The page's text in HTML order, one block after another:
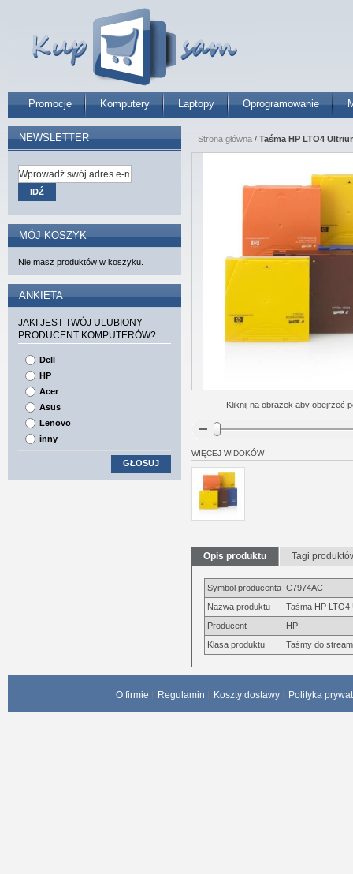
Promocje Komputery Laptopy Oprogramowanie
Strona główna / Taśma HP LTO4
Kliknij na obrazek aby obejrzeć
WIĘCEJ WIDOKÓW
Opis produktu Tagi
Symbol producenta C7974AC
Nazwa produktu
Taśma HP
Producent
HP
Klasa produktu
Taśmy do
NEWSLETTER
IDŹ
MÓJ KOSZYK
Nie masz produktów w koszyku.
ANKIETA
JAKI JEST TWÓJ ULUBIONY
PRODUCENT KOMPUTERÓW?
Dell
HP
Acer
Asus
Lenovo
inny
GŁOSUJ
O firmie Regulamin Koszty dostawy Polityka